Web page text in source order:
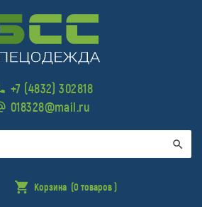
+7 (4832) 302818
018328@mail.ru
Корзина
товара
(0 товаров )